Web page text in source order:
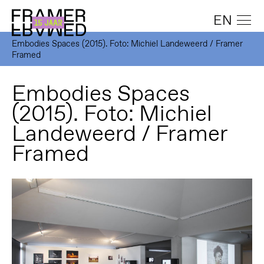
EN
Embodies Spaces (2015). Foto: Michiel Landeweerd / Framer
Framed
Embodies Spaces
(2015). Foto: Michiel
Landeweerd / Framer
Framed